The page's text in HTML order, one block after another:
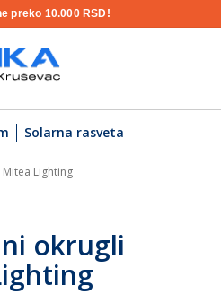
preko 10.000 RSD!
Solarna rasveta
Lighting
okrugli